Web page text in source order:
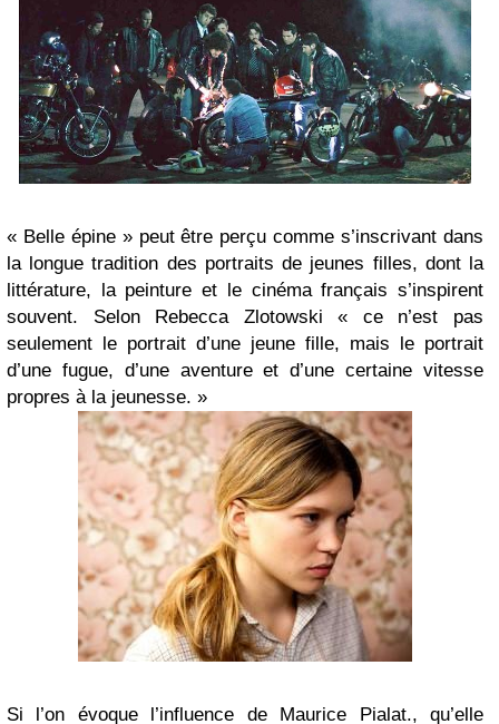
« Belle épine » peut être perçu comme s’inscrivant dans
la longue tradition des portraits de jeunes filles, dont la
littérature, la peinture et le cinéma français s’inspirent
souvent. Selon Rebecca Zlotowski « ce n’est pas
seulement le portrait d’une jeune fille, mais le portrait
d’une fugue, d’une aventure et d’une certaine vitesse
propres à la jeunesse. »
Si l’on évoque l’influence de Maurice Pialat., qu’elle